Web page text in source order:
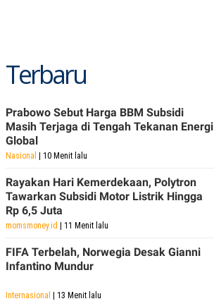
Terbaru
Prabowo Sebut Harga BBM Subsidi
Masih Terjaga di Tengah Tekanan Energi
Global
Nasional | 10 Menit lalu
Rayakan Hari Kemerdekaan, Polytron
Tawarkan Subsidi Motor Listrik Hingga
Rp 6,5 Juta
momsmoney.id | 11 Menit lalu
FIFA Terbelah, Norwegia Desak Gianni
Infantino Mundur
Internasional | 13 Menit lalu